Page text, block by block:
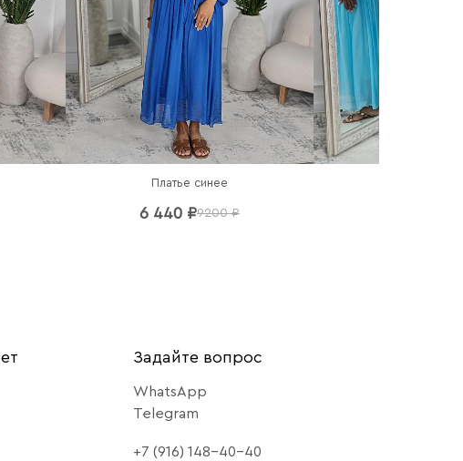
Платье синее
6 440 ₽9200 ₽
Задайте вопрос
WhatsApp
Telegram
+7 (916) 148-40-40